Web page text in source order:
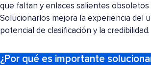
que faltan y enlaces salientes obsoletos
Solucionarlos mejora la experiencia del
potencial de clasificación y la credibilidad.
¿Por qué es importante